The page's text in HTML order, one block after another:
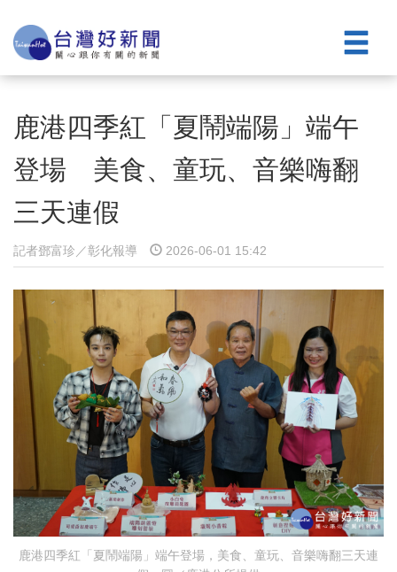
鹿港四季紅「夏鬧端陽」端午
登場 美食、童玩、音樂嗨翻
三天連假
記者鄧富珍／彰化報導 2026-06-01 15:42
鹿港四季紅「夏鬧端陽」端午登場，美食、童玩、音樂嗨翻三天連